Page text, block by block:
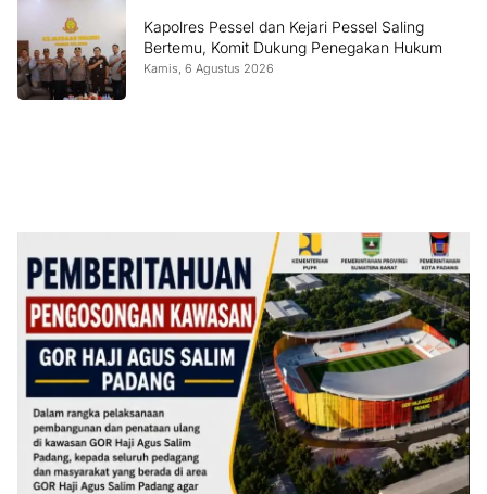
Kapolres Pessel dan Kejari Pessel Saling
Bertemu, Komit Dukung Penegakan Hukum
Kamis, 6 Agustus 2026